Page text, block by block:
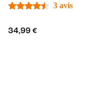
3 avis
34,99 €